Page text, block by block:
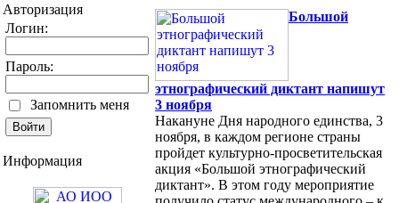
Авторизация
Логин:
Пароль:
Запомнить меня
Информация
Большой
этнографический диктант напишут
3 ноября
Накануне Дня народного единства, 3
ноября, в каждом регионе страны
пройдет культурно-просветительская
акция «Большой этнографический
диктант». В этом году мероприятие